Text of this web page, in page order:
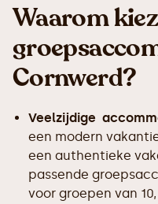
Waarom
Cornwerd?
Veelzijdige
een modern
een authentieke
passende
voor groepen van